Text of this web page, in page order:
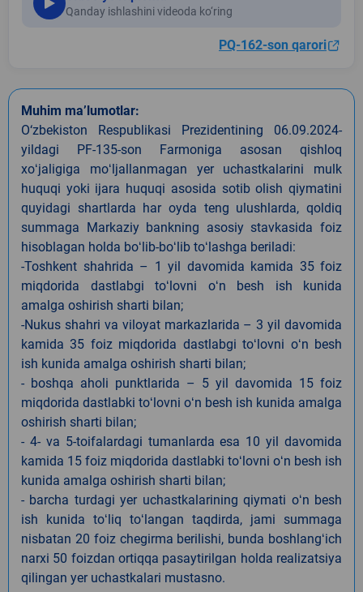
Qanday ishlashini videoda ko‘ring
PQ-162-son qarori
Muhim ma’lumotlar:
O‘zbekiston Respublikasi Prezidentining 06.09.2024-
yildagi PF-135-son Farmoniga asosan qishloq
xoʻjaligiga moʻljallanmagan yer uchastkalarini mulk
huquqi yoki ijara huquqi asosida sotib olish qiymatini
quyidagi shartlarda har oyda teng ulushlarda, qoldiq
summaga Markaziy bankning asosiy stavkasida foiz
hisoblagan holda boʻlib-boʻlib toʻlashga beriladi:
-Toshkent shahrida – 1 yil davomida kamida 35 foiz
miqdorida dastlabgi toʻlovni oʻn besh ish kunida
amalga oshirish sharti bilan;
-Nukus shahri va viloyat markazlarida – 3 yil davomida
kamida 35 foiz miqdorida dastlabgi toʻlovni oʻn besh
ish kunida amalga oshirish sharti bilan;
- boshqa aholi punktlarida – 5 yil davomida 15 foiz
miqdorida dastlabki toʻlovni oʻn besh ish kunida amalga
oshirish sharti bilan;
- 4- va 5-toifalardagi tumanlarda esa 10 yil davomida
kamida 15 foiz miqdorida dastlabki toʻlovni oʻn besh ish
kunida amalga oshirish sharti bilan;
- barcha turdagi yer uchastkalarining qiymati oʻn besh
ish kunida toʻliq toʻlangan taqdirda, jami summaga
nisbatan 20 foiz chegirma berilishi, bunda boshlangʻich
narxi 50 foizdan ortiqqa pasaytirilgan holda realizatsiya
qilingan yer uchastkalari mustasno.